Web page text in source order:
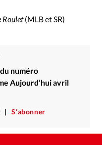
Roulet(MLB et SR)
numéro
Aujourd’hui avril
S’abonner